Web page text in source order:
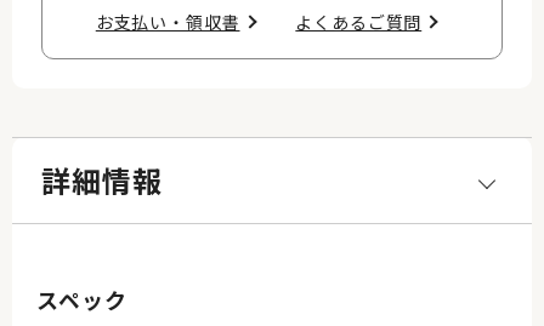
お支払い・領収書​ よくあるご質問​
詳細情報
スペック